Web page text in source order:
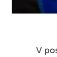
V